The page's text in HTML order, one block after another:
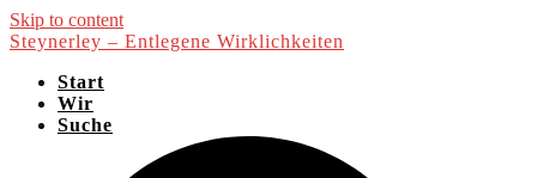
Skip to content
Steynerley – Entlegene Wirklichkeiten
Start
Wir
Suche